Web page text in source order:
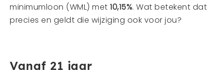
minimumloon (WML) met 10,15%. Wat betekent dat
precies en geldt die wijziging ook voor jou?
Vanaf 21 jaar